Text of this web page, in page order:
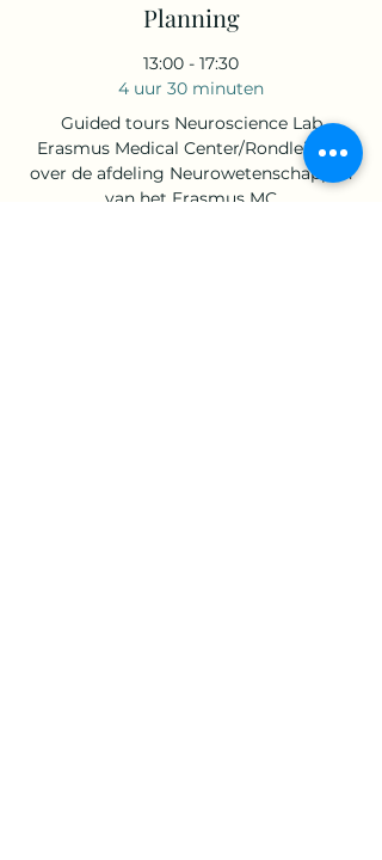
Planning
13:00 - 17:30
4 uur 30 minuten
Guided tours Neuroscience Lab
Erasmus Medical Center/Rondleiding
over de afdeling Neurowetenschappen
van het Erasmus MC